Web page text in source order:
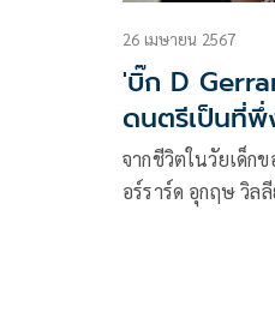
26 เมษายน 2567
'บิ๊ก D
ดนตรีเป็นที่พึ่
จากชีวิตในวัยเด็ก
อร์ราร์ด อุกฤษ วิล